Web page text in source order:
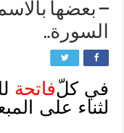
– بعضها
السورة..
في كلّفاتحة
لثناء على